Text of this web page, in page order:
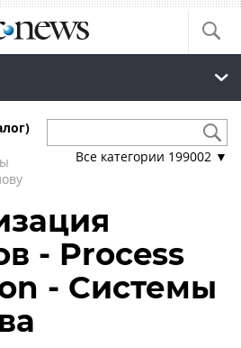
Все категории 199002 ▼
- Process
- Системы